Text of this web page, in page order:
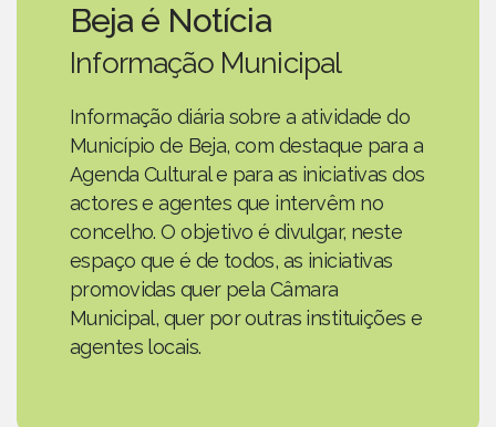
Beja é Notícia
Informação Municipal
Informação diária sobre a atividade do
Município de Beja, com destaque para a
Agenda Cultural e para as iniciativas dos
actores e agentes que intervêm no
concelho. O objetivo é divulgar, neste
espaço que é de todos, as iniciativas
promovidas quer pela Câmara
Municipal, quer por outras instituições e
agentes locais.